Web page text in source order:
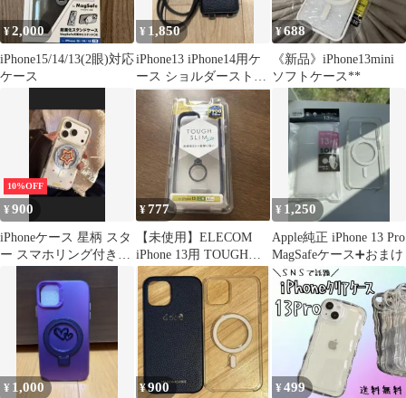
¥2,000
iPhone15/14/13(2眼)対応
ケース
¥ 1,850
iPhone13 iPhone14用ケ
ース ショルダーストラ
ップ付き ミラー付
¥688
《新品》iPhone13mini
ソフトケース**
10%OFF
¥900
iPhoneケース 星柄 スタ
ー スマホリング付き未
¥777
【未使用】ELECOM
iPhone 13用 TOUGH
SLIM Lite
¥ 1,250
Apple純正 iPhone 13 Pro
MagSafeケース➕おまけ
¥ 1,000 ¥900 ¥499